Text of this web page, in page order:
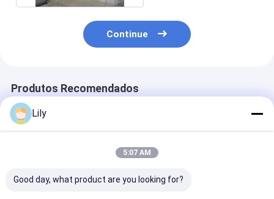
Continue
Produtos Recomendados
Lily
5:07 AM
Good day, what product are you looking for?